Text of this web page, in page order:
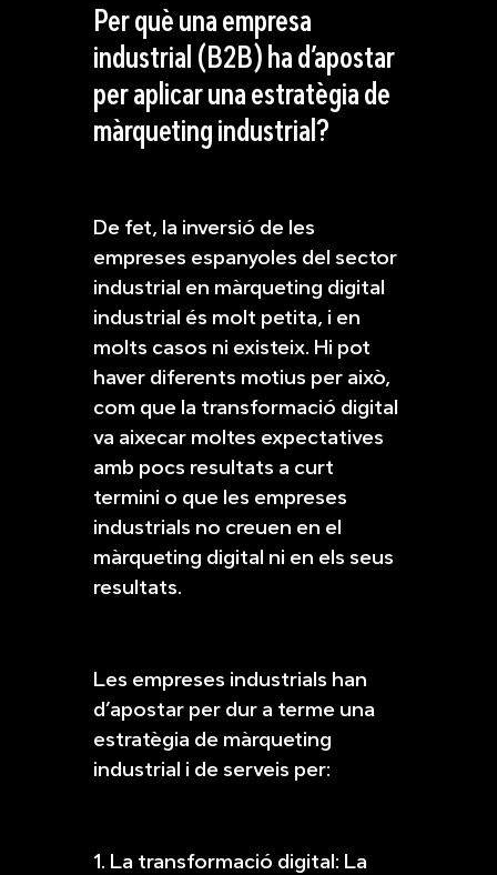
Per què una empresa
industrial (B2B) ha d’apostar
per aplicar una estratègia de
màrqueting industrial?
De fet, la inversió de les
empreses espanyoles del sector
industrial en màrqueting digital
industrial és molt petita, i en
molts casos ni existeix. Hi pot
haver diferents motius per això,
com que la transformació digital
va aixecar moltes expectatives
amb pocs resultats a curt
termini o que les empreses
industrials no creuen en el
màrqueting digital ni en els seus
resultats.
Les empreses industrials han
d’apostar per dur a terme una
estratègia de màrqueting
industrial i de serveis per:
1. La transformació digital: La